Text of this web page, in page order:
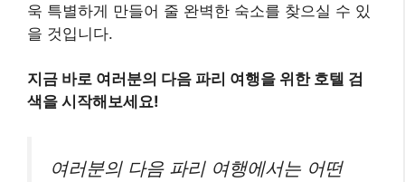
욱 특별하게 만들어 줄 완벽한 숙소를 찾으실 수 있
을 것입니다.
지금 바로 여러분의 다음 파리 여행을 위한 호텔 검
색을 시작해보세요!
여러분의 다음 파리 여행에서는 어떤